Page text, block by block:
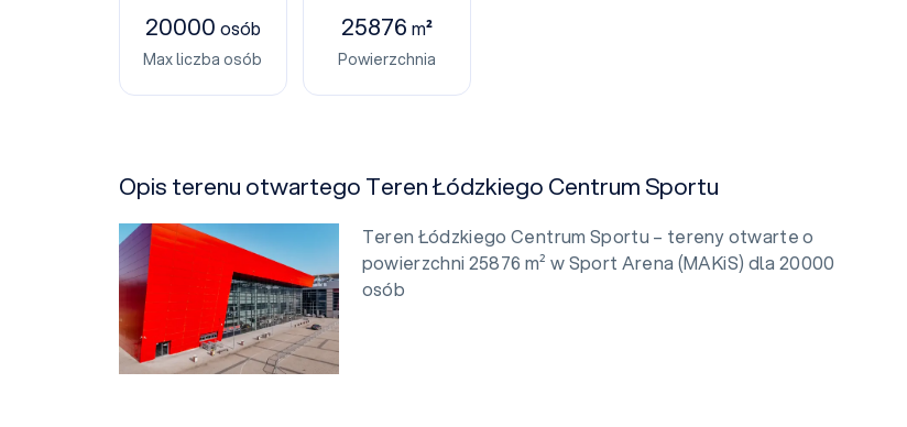
20000 osób
Max liczba osób
25876m²
Powierzchnia
Opis terenu otwartego Teren Łódzkiego Centrum Sportu
Teren Łódzkiego Centrum Sportu – tereny otwarte o
powierzchni 25876 m² w Sport Arena (MAKiS) dla 20000
osób